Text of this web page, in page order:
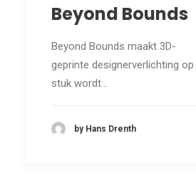
Beyond Bounds
Beyond Bounds maakt 3D-
geprinte designerverlichting op
stuk wordt…
by Hans Drenth